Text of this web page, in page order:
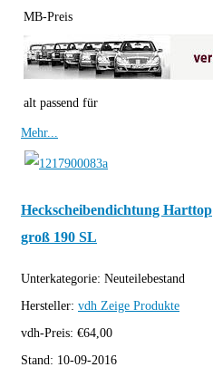
MB-Preis
alt passend für
Mehr...
Heckscheibendichtung Harttop
groß 190 SL
Unterkategorie: Neuteilebestand
Hersteller: vdh Zeige Produkte
vdh-Preis: €64,00
Stand: 10-09-2016